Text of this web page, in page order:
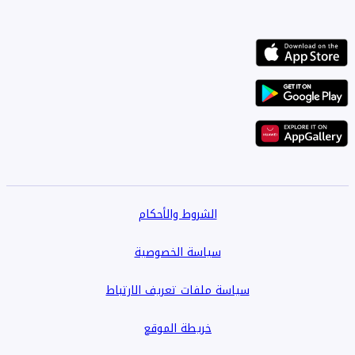
الشروط والأحكام
سياسة الخصوصية
سياسة ملفات تعريف الارتباط
خريطة الموقع